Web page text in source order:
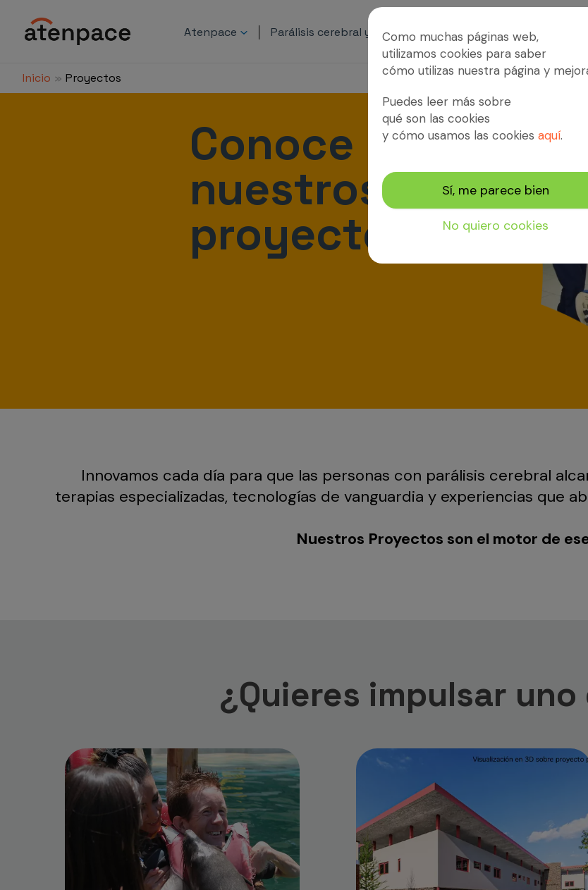
Atenpace Parálisis cerebral y patologías afines Servicios
Inicio Proyectos
Conoce
nuestros
proyectos
Innovamos cada día para que las personas con parálisis cerebral
terapias especializadas, tecnologías de vanguardia y experiencias que
Nuestros Proyectos son el motor de
¿Quieres impulsar uno
Como muchas páginas web,
utilizamos cookies para saber
cómo utilizas nuestra página y
Puedes leer más sobre
qué son las cookies
y cómo usamos las cookies aquí.
Sí, me parece bien
No quiero cookies